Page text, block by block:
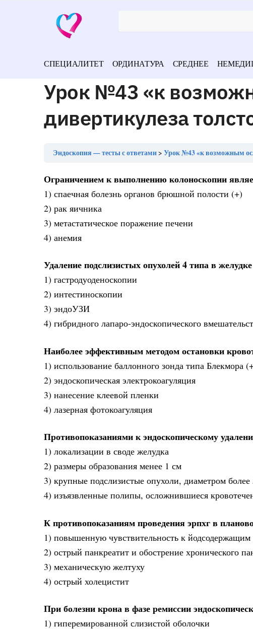
СПЕЦИАЛИТЕТ ОРДИНАТУРА СРЕДНЕЕ
Урок №43 «к
дивертикулеза
Эндоскопия — тесты с ответами Урок №43 «к возможным
Ограничением к выполнению колоноскопии
1) спаечная болезнь органов брюшной полости (+)
2) рак яичника
3) метастатическое поражение печени
4) анемия
Удаление подслизистых опухолей 4 типа в
1) гастродуоденоскопии
2) интестиноскопии
3) эндоУЗИ
4) гибридного лапаро-эндоскопического
Наиболее эффективным методом остановки
1) использование баллонного зонда типа Блекмора
2) эндоскопическая электрокоагуляция
3) нанесение клеевой пленки
4) лазерная фотокоагуляция
Противопоказаниями к эндоскопическому
1) локализации в своде желудка
2) размеры образования менее 1 см
3) крупные подслизистые опухоли, диаметром
4) изъязвленные полипы, осложнившиеся
К противопоказаниям проведения эрпхг в
1) повышенную чувствительность к йодсодержащим
2) острый панкреатит и обострение хронического
3) механическую желтуху
4) острый холецистит
При болезни крона в фазе ремиссии
1) гиперемированной слизистой оболочки